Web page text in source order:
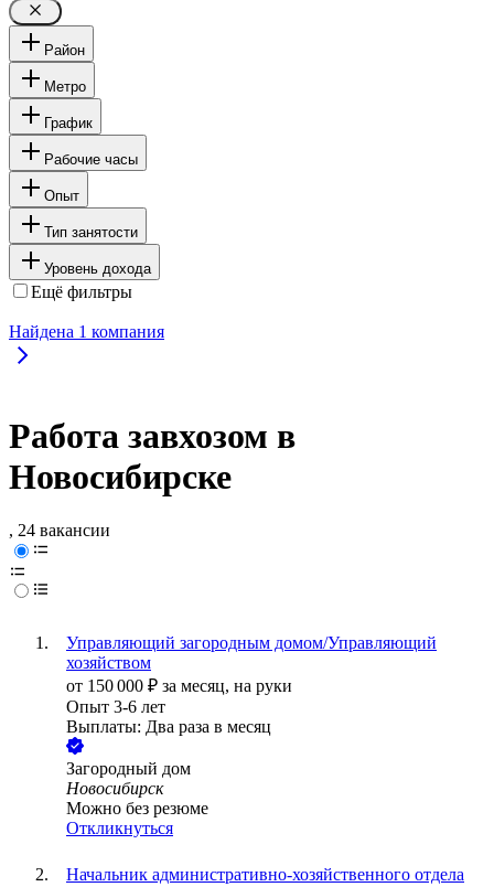
Район
Метро
График
Рабочие часы
Опыт
Тип занятости
Уровень дохода
Ещё фильтры
Найдена 1 компания
Работа завхозом в
Новосибирске
, 24 вакансии
Управляющий загородным домом/Управляющий
хозяйством
от 150 000 ₽ за месяц, на руки
Опыт 3-6 лет
Выплаты: Два раза в месяц
Загородный дом
Новосибирск
Можно без резюме
Откликнуться
Начальник административно-хозяйственного отдела